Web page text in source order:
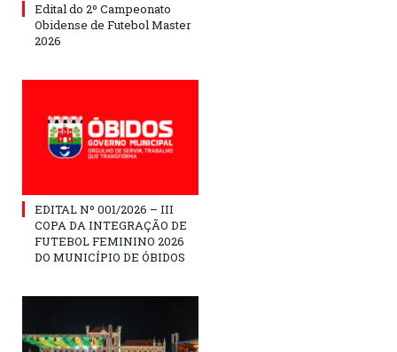
Edital do 2º Campeonato
Obidense de Futebol Master
2026
EDITAL Nº 001/2026 – III
COPA DA INTEGRAÇÃO DE
FUTEBOL FEMININO 2026
DO MUNICÍPIO DE ÓBIDOS